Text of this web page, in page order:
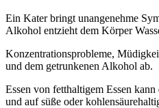
Ein Kater bringt unangenehme
Alkohol entzieht dem Körper
Konzentrationsprobleme,
und dem getrunkenen Alkohol ab.
Essen von fetthaltigem Essen
und auf süße oder